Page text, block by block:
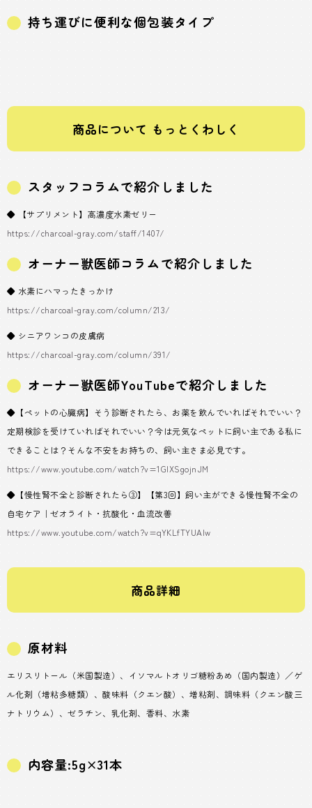
持ち運びに便利な個包装タイプ
商品について もっとくわしく
スタッフコラムで紹介しました
◆ 【サプリメント】高濃度水素ゼリー
https://charcoal-gray.com/staff/1407/
オーナー獣医師コラムで紹介しました
◆ 水素にハマったきっかけ
https://charcoal-gray.com/column/213/
◆ シニアワンコの皮膚病
https://charcoal-gray.com/column/391/
オーナー獣医師YouTubeで紹介しました
◆【ペットの心臓病】そう診断されたら、お薬を飲んでいればそれでいい？
定期検診を受けていればそれでいい？今は元気なペットに飼い主である私に
できることは？そんな不安をお持ちの、飼い主さま必見です。
https://www.youtube.com/watch?v=1GlXSgojnJM
◆【慢性腎不全と診断されたら③】【第3回】飼い主ができる慢性腎不全の
自宅ケア｜ゼオライト・抗酸化・血流改善
https://www.youtube.com/watch?v=qYKLfTYUAlw
商品詳細
原材料
エリスリトール（米国製造）、イソマルトオリゴ糖粉あめ（国内製造）／ゲ
ル化剤（増粘多糖類）、酸味料（クエン酸）、増粘剤、調味料（クエン酸三
ナトリウム）、ゼラチン、乳化剤、香料、水素
内容量:5g×31本